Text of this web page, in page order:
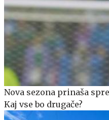
Nova sezona prinaša
Kaj vse bo drugače?